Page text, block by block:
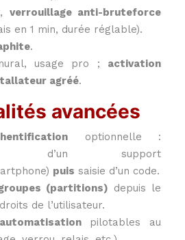
verrouillage anti-bruteforce
en 1 min, durée réglable).
.
usage pro ; activation
agréé.
avancées
optionnelle :
d’un support
puis saisie d’un code.
(partitions) depuis le
de l’utilisateur.
pilotables au